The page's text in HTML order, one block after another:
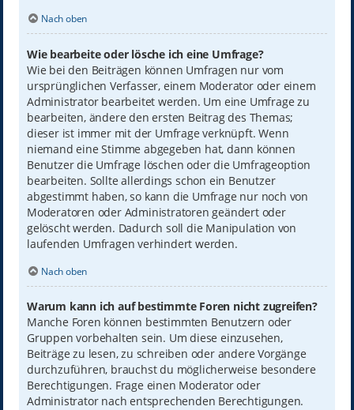
Nach oben
Wie bearbeite oder lösche ich eine Umfrage?
Wie bei den Beiträgen können Umfragen nur vom
ursprünglichen Verfasser, einem Moderator oder einem
Administrator bearbeitet werden. Um eine Umfrage zu
bearbeiten, ändere den ersten Beitrag des Themas;
dieser ist immer mit der Umfrage verknüpft. Wenn
niemand eine Stimme abgegeben hat, dann können
Benutzer die Umfrage löschen oder die Umfrageoption
bearbeiten. Sollte allerdings schon ein Benutzer
abgestimmt haben, so kann die Umfrage nur noch von
Moderatoren oder Administratoren geändert oder
gelöscht werden. Dadurch soll die Manipulation von
laufenden Umfragen verhindert werden.
Nach oben
Warum kann ich auf bestimmte Foren nicht zugreifen?
Manche Foren können bestimmten Benutzern oder
Gruppen vorbehalten sein. Um diese einzusehen,
Beiträge zu lesen, zu schreiben oder andere Vorgänge
durchzuführen, brauchst du möglicherweise besondere
Berechtigungen. Frage einen Moderator oder
Administrator nach entsprechenden Berechtigungen.